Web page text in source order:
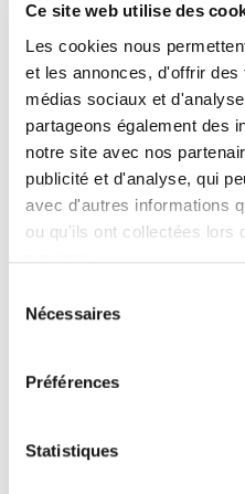
Ce site web utilise des
Les cookies nous
et les annonces, d'offrir
médias sociaux et
partageons également des
notre site avec nos
publicité et d'analyse, qui
avec d'autres informations
ou qu'ils ont collectées lors
Nécessaires
Préférences
Statistiques
Background
Metastatic breast cancer
depending on hormone
epidermal growth factor
Methods
The kinetics of central
metastases (CNS
and subsequent patient’s
OS) according to the
the ESME nationwide
(Kaplan–Meier method).
CNS metastases
up). Tumours were
(14.5%), HER2+/HR−